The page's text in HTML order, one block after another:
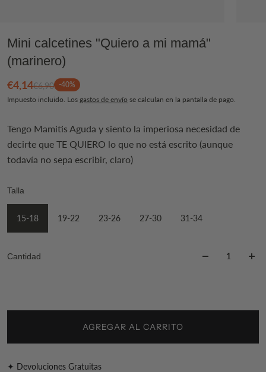
Mini calcetines "Quiero a mi mamá"
(marinero)
€4,14€6,90 -40%
Impuesto incluido. Los gastos de envío se calculan en la pantalla de pago.
Tengo Mamitis Aguda y siento la imperiosa necesidad de
decirte que TE QUIERO lo que no está escrito (aunque
todavía no sepa escribir, claro)
Talla
15-18 19-22 23-26 27-30 31-34
Cantidad
AGREGAR AL CARRITO
✦ Devoluciones Gratuitas